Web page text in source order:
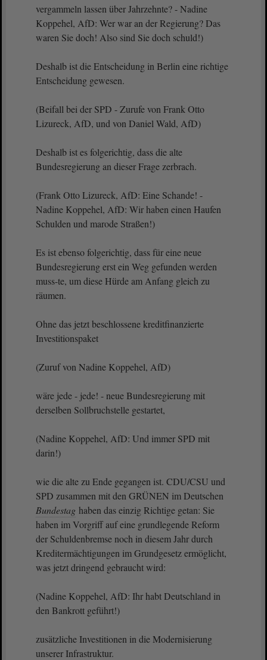
vergammeln lassen über Jahrzehnte? - Nadine
Koppehel, AfD: Wer war an der Regierung? Das
waren Sie doch! Also sind Sie doch schuld!)
Deshalb ist die Entscheidung in Berlin eine richtige
Entscheidung gewesen.
(Beifall bei der SPD - Zurufe von Frank Otto
Lizureck, AfD, und von Daniel Wald, AfD)
Deshalb ist es folgerichtig, dass die alte
Bundesregierung an dieser Frage zerbrach.
(Frank Otto Lizureck, AfD: Eine Schande! -
Nadine Koppehel, AfD: Wir haben einen Haufen
Schulden und marode Straßen!)
Es ist ebenso folgerichtig, dass für eine neue
Bundesregierung erst ein Weg gefunden werden
muss-te, um diese Hürde am Anfang gleich zu
räumen.
Ohne das jetzt beschlossene kreditfinanzierte
Investitionspaket
(Zuruf von Nadine Koppehel, AfD)
wäre jede - jede! - neue Bundesregierung mit
derselben Sollbruchstelle gestartet,
(Nadine Koppehel, AfD: Und immer SPD mit
darin!)
wie die alte zu Ende gegangen ist. CDU/CSU und
SPD zusammen mit den GRÜNEN im Deutschen
Bundestag haben das einzig Richtige getan: Sie
haben im Vorgriff auf eine grundlegende Reform
der Schuldenbremse noch in diesem Jahr durch
Kreditermächtigungen im Grundgesetz ermöglicht,
was jetzt dringend gebraucht wird:
(Nadine Koppehel, AfD: Ihr habt Deutschland in
den Bankrott geführt!)
zusätzliche Investitionen in die Modernisierung
unserer Infrastruktur.